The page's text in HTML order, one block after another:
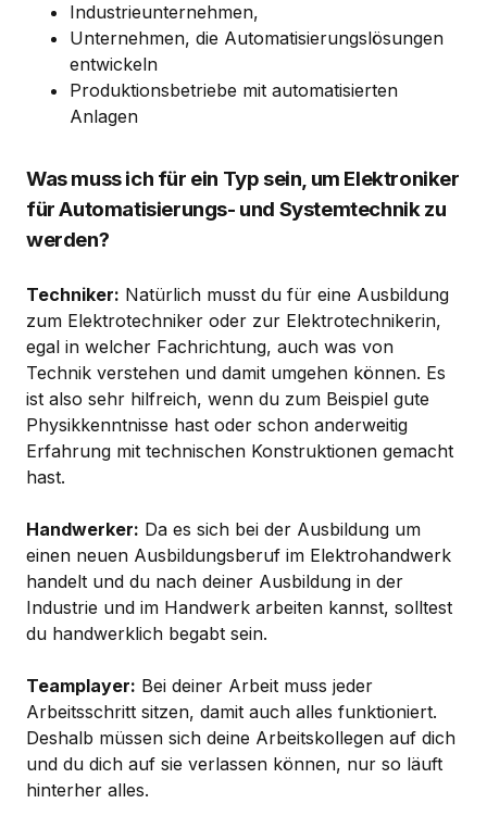
Industrieunternehmen,
Unternehmen, die Automatisierungslösungen
entwickeln
Produktionsbetriebe mit automatisierten
Anlagen
Was muss ich für ein Typ sein, um Elektroniker
für Automatisierungs- und Systemtechnik zu
werden?
Techniker: Natürlich musst du für eine Ausbildung
zum Elektrotechniker oder zur Elektrotechnikerin,
egal in welcher Fachrichtung, auch was von
Technik verstehen und damit umgehen können. Es
ist also sehr hilfreich, wenn du zum Beispiel gute
Physikkenntnisse hast oder schon anderweitig
Erfahrung mit technischen Konstruktionen gemacht
hast.
Handwerker: Da es sich bei der Ausbildung um
einen neuen Ausbildungsberuf im Elektrohandwerk
handelt und du nach deiner Ausbildung in der
Industrie und im Handwerk arbeiten kannst, solltest
du handwerklich begabt sein.
Teamplayer: Bei deiner Arbeit muss jeder
Arbeitsschritt sitzen, damit auch alles funktioniert.
Deshalb müssen sich deine Arbeitskollegen auf dich
und du dich auf sie verlassen können, nur so läuft
hinterher alles.